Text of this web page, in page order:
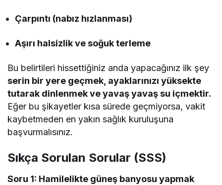
Çarpıntı (nabız hızlanması)
Aşırı halsizlik ve soğuk terleme
Bu belirtileri hissettiğiniz anda yapacağınız ilk şey
serin bir yere geçmek, ayaklarınızı yüksekte
tutarak dinlenmek ve yavaş yavaş su içmektir.
Eğer bu şikayetler kısa sürede geçmiyorsa, vakit
kaybetmeden en yakın sağlık kuruluşuna
başvurmalısınız.
Sıkça Sorulan Sorular (SSS)
Soru 1: Hamilelikte güneş banyosu yapmak